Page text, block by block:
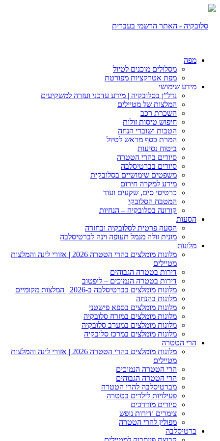
מפה
מסלולים מוכנים לטיול
מפת אטרקציות מפורטת
מידע שימושי
נדל”ן בסלובקיה | מידע עדכני ועזרה למשקיעים
המלצות של מטיילים
השכרת רכב
חיפוש טיסות זולות
הטבות ושוברי הנחה
המרת כסף מראש לטיול
ביטוח נסיעות
סיורים בהרי הטטרה
סיורים בברטיסלבה
משפטים שימושיים בסלובקית
מידע למקרה חירום
כרטיסי סים, שקעים ועוד
המטבח הסלובקי
קורונה בסלובקיה – הנחיות
הסעות
הסעה פרטית לסלובקיה ובחזרה
מונית זולה מנמל תעופה וינה לברטיסלבה
מלונות
מלונות מומלצים בהרי הטטרה 2026 | אזורי לינה והמלצות
מטיילים
דירות בטטרה הגבוהים
דירות בטטרה הנמוכים – ליפטוב
מלונות מומלצים בברטיסלבה ב-2026 | המלצות מקומיים
מלונות בהנחה
מלונות מומלצים בספא פישטני
מלונות מומלצים במזרח סלובקיה
מלונות מומלצים במערב סלובקיה
מלונות מומלצים במרכז סלובקיה
הרי הטטרה
מלונות מומלצים בהרי הטטרה 2026 | אזורי לינה והמלצות
מטיילים
הרי הטטרה הנמוכים
הרי הטטרה הגבוהים
מברטיסלבה להרי הטטרה
פעילויות לילדים בטטרה
סיורים מודרכים
צימרים ודירות נופש
מפולין להרי הטטרה
ברטיסלבה